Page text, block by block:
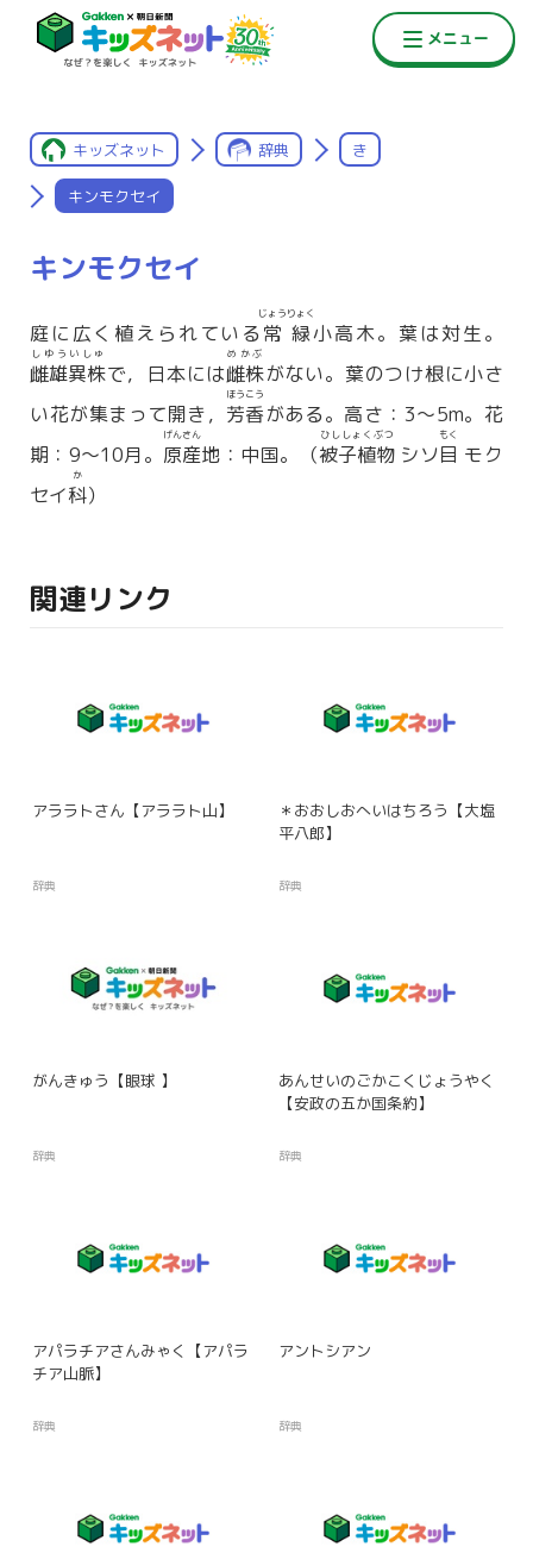
キッズネット 辞典 き
キンモクセイ
キンモクセイ
庭に広く植えられている常緑
じょうりょく
小高木。葉は対生。
雌雄異株
しゆういしゅ
で，日本には雌株
めかぶ
がない。葉のつけ根に小さ
い花が集まって開き， 芳香
ほうこう
がある。高さ：3〜5m。花
期：9〜10月。 原産
げんさん
地：中国。（被子植物
ひししょくぶつ
シソ目
もく
モク
セイ科
か
）
関連リンク
アララトさん【アララト山】
辞典
＊おおしおへいはちろう【大塩
平八郎】
辞典
がんきゅう【眼球 】
辞典
あんせいのごかこくじょうやく
【安政の五か国条約】
辞典
アパラチアさんみゃく【アパラ
チア山脈】
辞典
アントシアン
辞典